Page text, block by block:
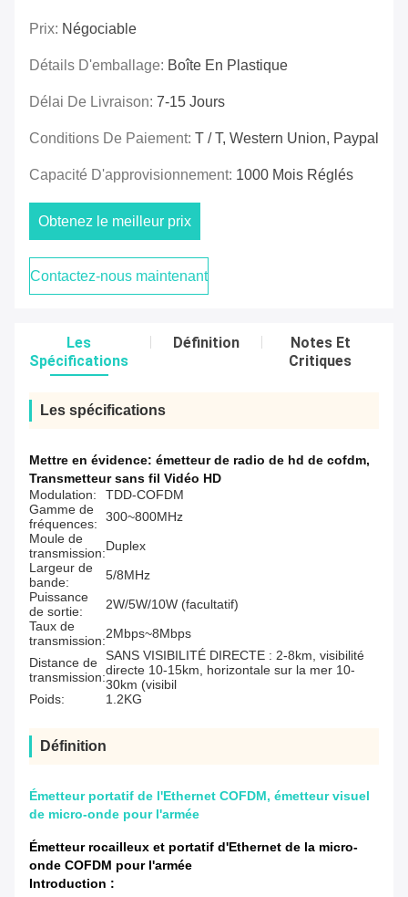
Prix: Négociable
Détails D'emballage: Boîte En Plastique
Délai De Livraison: 7-15 Jours
Conditions De Paiement: T / T, Western Union, Paypal
Capacité D'approvisionnement: 1000 Mois Réglés
Obtenez le meilleur prix
Contactez-nous maintenant
Les
Spécifications
Définition
Notes Et
Critiques
Les spécifications
Mettre en évidence: émetteur de radio de hd de cofdm,
Transmetteur sans fil Vidéo HD
Modulation:
TDD-COFDM
Gamme de
fréquences:
300~800MHz
Moule de
transmission:Duplex
Largeur de
bande:
5/8MHz
Puissance
de sortie:
2W/5W/10W (facultatif)
Taux de
transmission:2Mbps~8Mbps
Distance de
transmission:
SANS VISIBILITÉ DIRECTE : 2-8km, visibilité
directe 10-15km, horizontale sur la mer 10-
30km (visibil
Poids:
1.2KG
Définition
Émetteur portatif de l'Ethernet COFDM, émetteur visuel
de micro-onde pour l'armée
Émetteur rocailleux et portatif d'Ethernet de la micro-
onde COFDM pour l'armée
Introduction :